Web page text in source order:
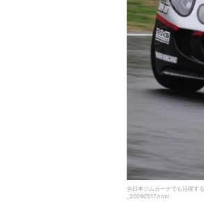
全日本ジムカーナでも活躍
_20090517.html